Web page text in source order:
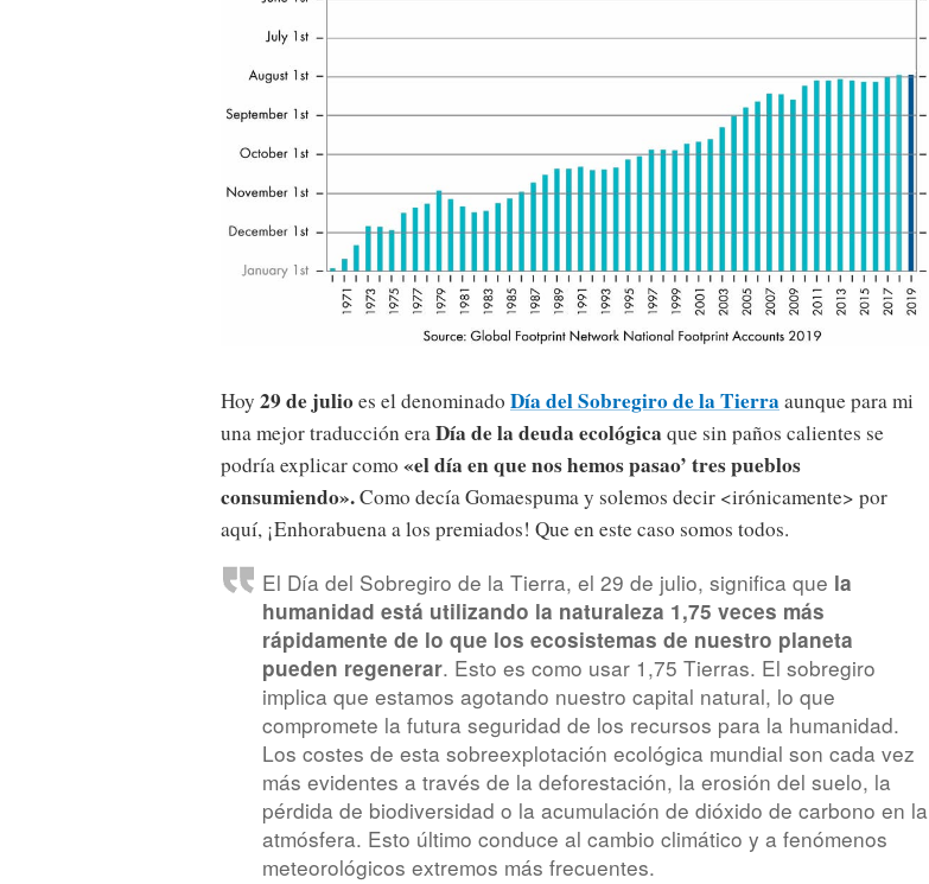
Hoy 29 de julioes el denominado Día del Sobregiro de la Tierra aunque para mi
una mejor traducción era Día de la deuda ecológica que sin paños calientes se
podría explicar como «el día en que nos hemos pasao’ tres pueblos
consumiendo».Como decía Gomaespuma y solemos decir <irónicamente> por
aquí, ¡Enhorabuena a los premiados! Que en este caso somos todos.
El Día del Sobregiro de la Tierra, el 29 de julio, significa que la
humanidad está utilizando la naturaleza 1,75 veces más
rápidamente de lo que los ecosistemas de nuestro planeta
pueden regenerar. Esto es como usar 1,75 Tierras. El sobregiro
implica que estamos agotando nuestro capital natural, lo que
compromete la futura seguridad de los recursos para la humanidad.
Los costes de esta sobreexplotación ecológica mundial son cada vez
más evidentes a través de la deforestación, la erosión del suelo, la
pérdida de biodiversidad o la acumulación de dióxido de carbono en la
atmósfera. Esto último conduce al cambio climático y a fenómenos
meteorológicos extremos más frecuentes.